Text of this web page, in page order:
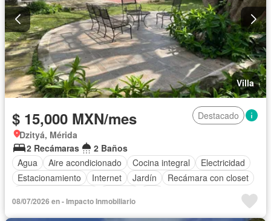
Villa
$ 15,000 MXN/mes
Destacado
Dzityá, Mérida
2 Recámaras
2 Baños
Agua
Aire acondicionado Cocina integral
Electricidad
Estacionamiento
Internet Jardín
Recámara con closet
Completamente amueblado
08/07/2026 en - Impacto Inmobiliario